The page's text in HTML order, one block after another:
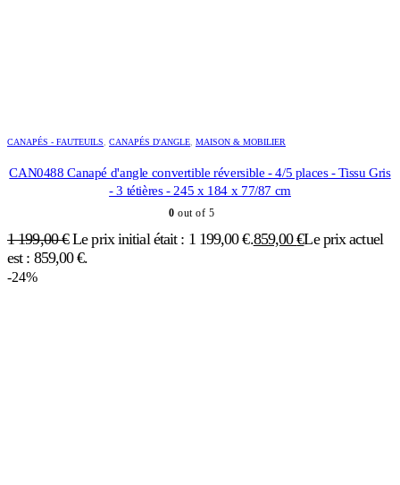
CANAPÉS - FAUTEUILS CANAPÉS D'ANGLE MAISON & MOBILIER
CAN0488 Canapé d'angle convertible réversible - 4/5 places - Tissu Gris
- 3 tétières - 245 x 184 x 77/87 cm
0 out of 5
1 199,00€ Le prix initial était : 1 199,00 €.859,00€Le prix actuel
est : 859,00 €.
-24%